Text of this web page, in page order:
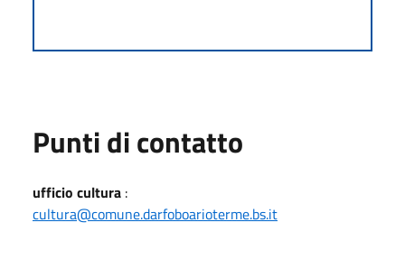
Punti di contatto
ufficio cultura :
cultura@comune.darfoboarioterme.bs.it